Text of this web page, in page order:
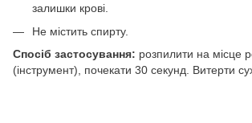
залишки крові.
Не містить спирту.
Спосіб застосування: розпилити на місце
(інструмент), почекати 30 секунд. Витерти